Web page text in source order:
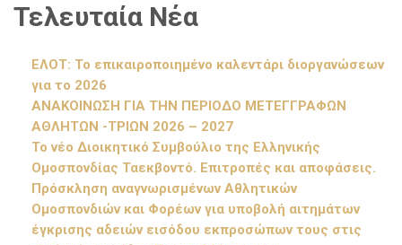
Τελευταία Νέα
ΕΛΟΤ: Το επικαιροποιημένο καλεντάρι διοργανώσεων
για το 2026
ΑΝΑΚΟΙΝΩΣΗ ΓΙΑ ΤΗΝ ΠΕΡΙΟΔΟ ΜΕΤΕΓΓΡΑΦΩΝ
ΑΘΛΗΤΩΝ -ΤΡΙΩΝ 2026 – 2027
Το νέο Διοικητικό Συμβούλιο της Ελληνικής
Ομοσπονδίας Ταεκβοντό. Επιτροπές και αποφάσεις.
Πρόσκληση αναγνωρισμένων Αθλητικών
Ομοσπονδιών και Φορέων για υποβολή αιτημάτων
έγκρισης αδειών εισόδου εκπροσώπων τους στις